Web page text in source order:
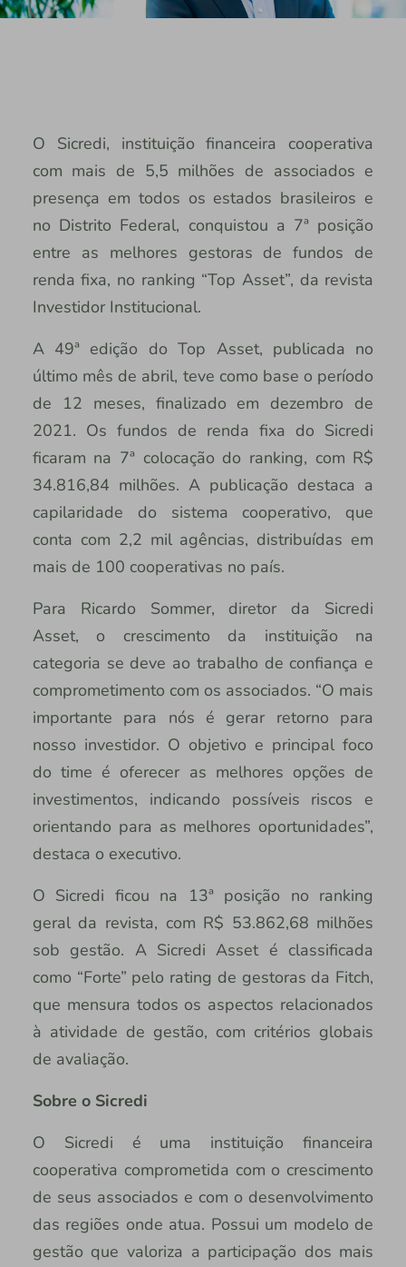
O Sicredi, instituição financeira cooperativa
com mais de 5,5 milhões de associados e
presença em todos os estados brasileiros e
no Distrito Federal, conquistou a 7ª posição
entre as melhores gestoras de fundos de
renda fixa, no ranking “Top Asset”, da revista
Investidor Institucional.
A 49ª edição do Top Asset, publicada no
último mês de abril, teve como base o período
de 12 meses, finalizado em dezembro de
2021. Os fundos de renda fixa do Sicredi
ficaram na 7ª colocação do ranking, com R$
34.816,84 milhões. A publicação destaca a
capilaridade do sistema cooperativo, que
conta com 2,2 mil agências, distribuídas em
mais de 100 cooperativas no país.
Para Ricardo Sommer, diretor da Sicredi
Asset, o crescimento da instituição na
categoria se deve ao trabalho de confiança e
comprometimento com os associados. “O mais
importante para nós é gerar retorno para
nosso investidor. O objetivo e principal foco
do time é oferecer as melhores opções de
investimentos, indicando possíveis riscos e
orientando para as melhores oportunidades”,
destaca o executivo.
O Sicredi ficou na 13ª posição no ranking
geral da revista, com R$ 53.862,68 milhões
sob gestão. A Sicredi Asset é classificada
como “Forte” pelo rating de gestoras da Fitch,
que mensura todos os aspectos relacionados
à atividade de gestão, com critérios globais
de avaliação.
Sobre o Sicredi
O Sicredi é uma instituição financeira
cooperativa comprometida com o crescimento
de seus associados e com o desenvolvimento
das regiões onde atua. Possui um modelo de
gestão que valoriza a participação dos mais